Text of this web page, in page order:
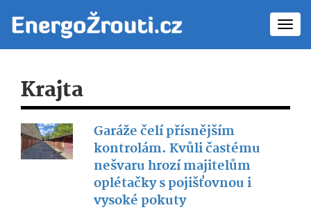
Krajta
Garáže čelí přísnějším
kontrolám. Kvůli častému
nešvaru hrozí majitelům
oplétačky s pojišťovnou i
vysoké pokuty